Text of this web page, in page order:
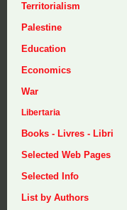
Territorialism
Palestine
Education
Economics
War
Libertaria
Books - Livres - Libri
Selected Web Pages
Selected Info
List by Authors